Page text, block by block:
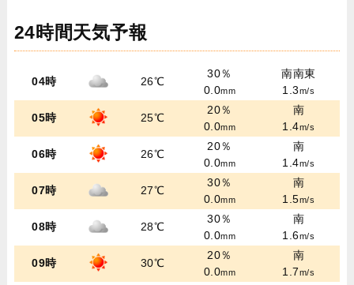
24時間天気予報
04時 26℃
30％
0.0mm
南南東
1.3m/s
05時 25℃
20％
0.0mm
南
1.4m/s
06時 26℃
20％
0.0mm
南
1.4m/s
07時 27℃
30％
0.0mm
南
1.5m/s
08時 28℃
30％
0.0mm
南
1.6m/s
09時 30℃
20％
0.0mm
南
1.7m/s